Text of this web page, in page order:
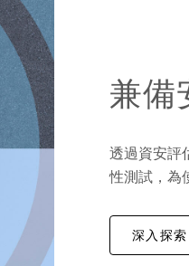
兼備
透過資安評
性測試，為
深入探索